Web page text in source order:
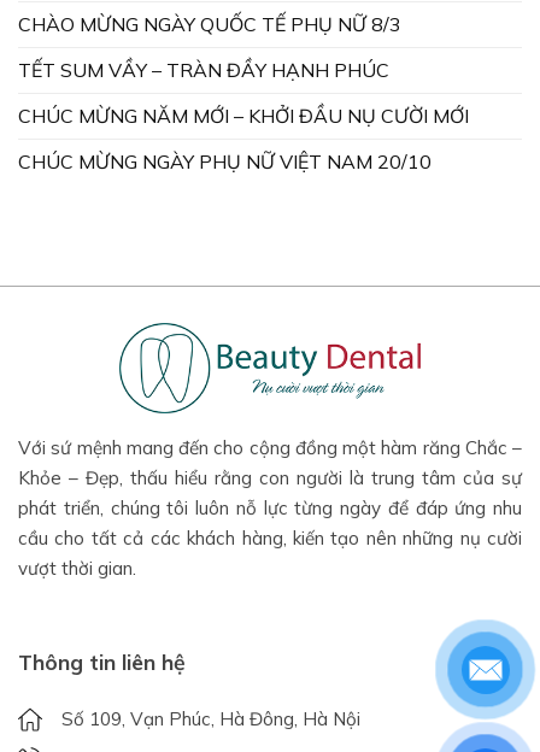
CHÀO MỪNG NGÀY QUỐC TẾ PHỤ NỮ 8/3
TẾT SUM VẦY – TRÀN ĐẦY HẠNH PHÚC
CHÚC MỪNG NĂM MỚI – KHỞI ĐẦU NỤ CƯỜI MỚI
CHÚC MỪNG NGÀY PHỤ NỮ VIỆT NAM 20/10
Với sứ mệnh mang đến cho cộng đồng một hàm răng Chắc –
Khỏe – Đẹp, thấu hiểu rằng con người là trung tâm của sự
phát triển, chúng tôi luôn nỗ lực từng ngày để đáp ứng nhu
cầu cho tất cả các khách hàng, kiến tạo nên những nụ cười
vượt thời gian.
Thông tin liên hệ
Số 109, Vạn Phúc, Hà Đông, Hà Nội